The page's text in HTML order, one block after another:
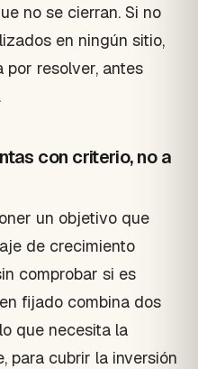
no se cierran. Si no
en ningún sitio,
por resolver, antes
con criterio, no a
un objetivo que
de crecimiento
comprobar si es
fijado combina dos
que necesita la
para cubrir la inversión